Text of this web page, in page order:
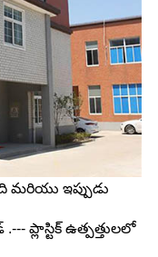
మరియు ఇప్పుడు
ప్లాస్టిక్ ఉత్పత్తులలో